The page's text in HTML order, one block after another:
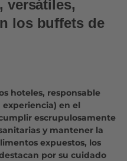
versátiles,
los buffets de
hoteles, responsable
en el
escrupulosamente
y mantener la
expuestos, los
por su cuidado